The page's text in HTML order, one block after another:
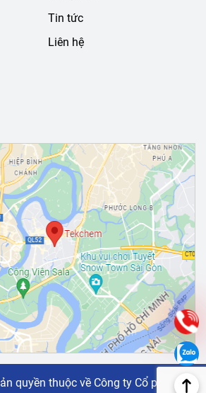
Tin tức
Liên hệ
quyền thuộc về Công ty Cổ phần vật